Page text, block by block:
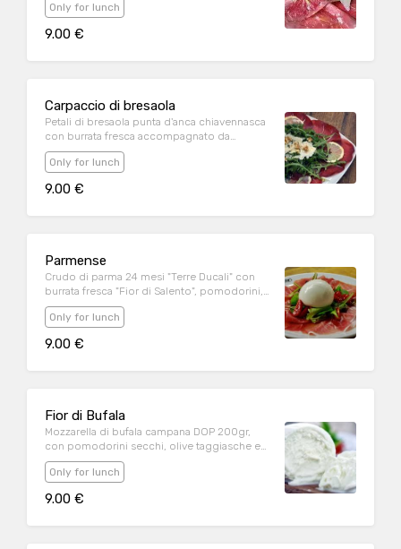
Only for lunch
9.00 €
Carpaccio di bresaola
Petali di bresaola punta d'anca chiavennasca
con burrata fresca accompagnato da
misticanza.
Only for lunch
9.00 €
Parmense
Crudo di parma 24 mesi "Terre Ducali" con
burrata fresca "Fior di Salento", pomodorini,
rucola e noci.
Only for lunch
9.00 €
Fior di Bufala
Mozzarella di bufala campana DOP 200gr,
con pomodorini secchi, olive taggiasche e
rucola.
Only for lunch
9.00 €